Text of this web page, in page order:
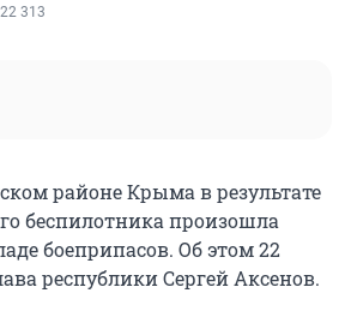
22 313
районе Крыма в результате
беспилотника произошла
боеприпасов. Об этом 22
республики Сергей Аксенов.